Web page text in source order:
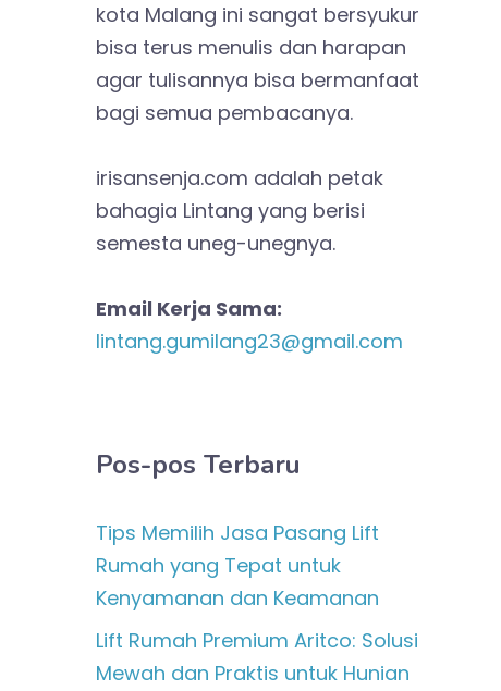
kota Malang ini sangat bersyukur
bisa terus menulis dan harapan
agar tulisannya bisa bermanfaat
bagi semua pembacanya.
irisansenja.com adalah petak
bahagia Lintang yang berisi
semesta uneg-unegnya.
Email Kerja Sama:
lintang.gumilang23@gmail.com
Pos-pos Terbaru
Tips Memilih Jasa Pasang Lift
Rumah yang Tepat untuk
Kenyamanan dan Keamanan
Lift Rumah Premium Aritco: Solusi
Mewah dan Praktis untuk Hunian